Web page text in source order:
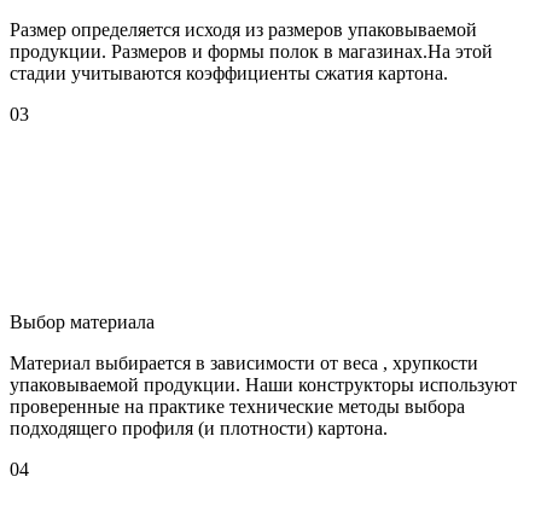
Размер определяется исходя из размеров упаковываемой
продукции. Размеров и формы полок в магазинах.На этой
стадии учитываются коэффициенты сжатия картона.
03
Выбор материала
Материал выбирается в зависимости от веса , хрупкости
упаковываемой продукции. Наши конструкторы используют
проверенные на практике технические методы выбора
подходящего профиля (и плотности) картона.
04